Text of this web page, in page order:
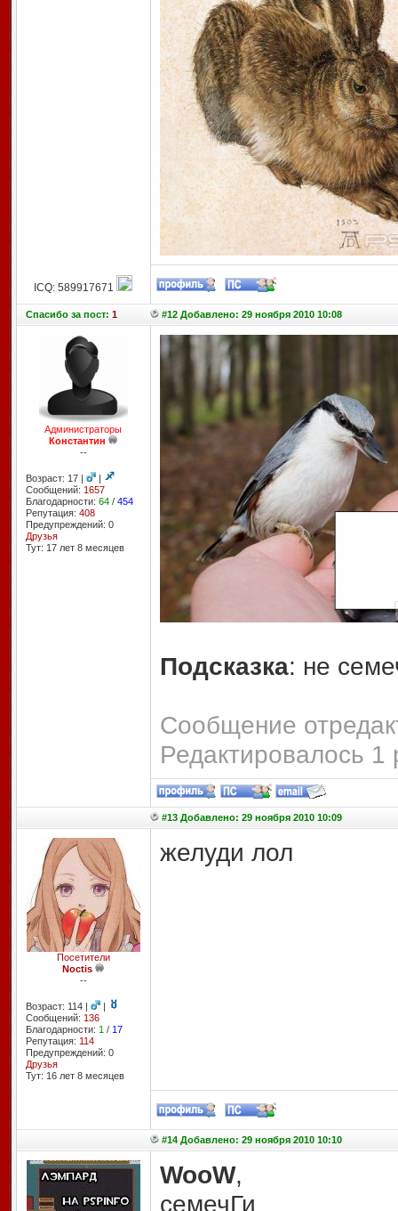
ICQ: 589917671
Спасибоза пост: 1 #12 Добавлено: 29 ноября 2010 10:08
Администраторы
Константин
--
Возраст: 17 |
|
Сообщений: 1657
Благодарности: 64/ 454
Репутация: 408
Предупреждений: 0
Друзья
Тут: 17 лет 8 месяцев
Подсказка: не
Сообщение
Редактировалось 1
#13 Добавлено: 29 ноября 2010 10:09
Посетители
Noctis
--
Возраст: 114 |
|
Сообщений: 136
Благодарности: 1 / 17
Репутация: 114
Предупреждений: 0
Друзья
Тут: 16 лет 8 месяцев
желуди лол
#14 Добавлено: 29 ноября 2010 10:10
WooW,
семечГи